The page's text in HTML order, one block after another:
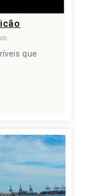
que